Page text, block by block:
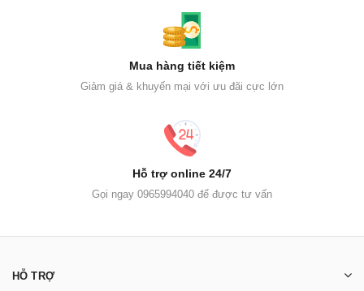
Mua hàng tiết kiệm
Giảm giá & khuyến mại với ưu đãi cực lớn
Hỗ trợ online 24/7
Gọi ngay 0965994040 để được tư vấn
HỖ TRỢ